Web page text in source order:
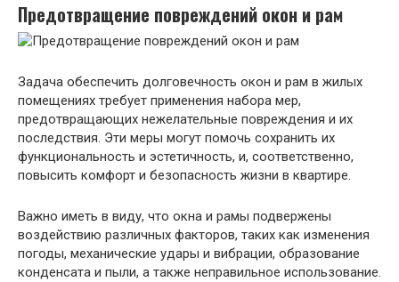
Предотвращение повреждений окон и рам
Задача обеспечить долговечность окон и рам в жилых
помещениях требует применения набора мер,
предотвращающих нежелательные повреждения и их
последствия. Эти меры могут помочь сохранить их
функциональность и эстетичность, и, соответственно,
повысить комфорт и безопасность жизни в квартире.
Важно иметь в виду, что окна и рамы подвержены
воздействию различных факторов, таких как изменения
погоды, механические удары и вибрации, образование
конденсата и пыли, а также неправильное использование.